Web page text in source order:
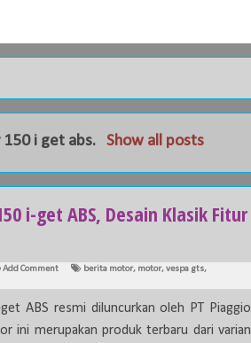
i get abs. Show all posts
i-get ABS, Desain Klasik Fitur
Add Comment berita motor, motor,vespa gts,
ABS resmi diluncurkan oleh PT Piaggio
ini merupakan produk terbaru dari varian